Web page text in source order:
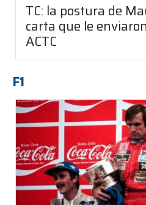
TC: la postura de
carta que le
ACTC
F1